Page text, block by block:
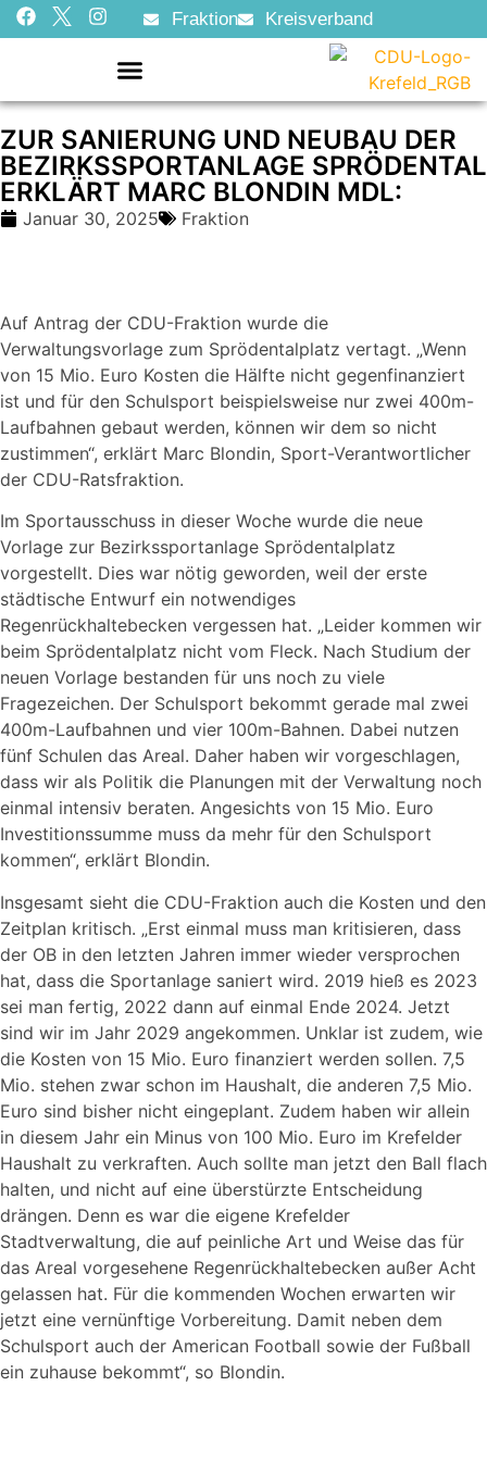
Fraktion Kreisverband
ZUR SANIERUNG UND NEUBAU DER
BEZIRKSSPORTANLAGE SPRÖDENTAL
ERKLÄRT MARC BLONDIN MDL:
Januar 30, 2025 Fraktion
Auf Antrag der CDU-Fraktion wurde die
Verwaltungsvorlage zum Sprödentalplatz vertagt. „Wenn
von 15 Mio. Euro Kosten die Hälfte nicht gegenfinanziert
ist und für den Schulsport beispielsweise nur zwei 400m-
Laufbahnen gebaut werden, können wir dem so nicht
zustimmen“, erklärt Marc Blondin, Sport-Verantwortlicher
der CDU-Ratsfraktion.
Im Sportausschuss in dieser Woche wurde die neue
Vorlage zur Bezirkssportanlage Sprödentalplatz
vorgestellt. Dies war nötig geworden, weil der erste
städtische Entwurf ein notwendiges
Regenrückhaltebecken vergessen hat. „Leider kommen wir
beim Sprödentalplatz nicht vom Fleck. Nach Studium der
neuen Vorlage bestanden für uns noch zu viele
Fragezeichen. Der Schulsport bekommt gerade mal zwei
400m-Laufbahnen und vier 100m-Bahnen. Dabei nutzen
fünf Schulen das Areal. Daher haben wir vorgeschlagen,
dass wir als Politik die Planungen mit der Verwaltung noch
einmal intensiv beraten. Angesichts von 15 Mio. Euro
Investitionssumme muss da mehr für den Schulsport
kommen“, erklärt Blondin.
Insgesamt sieht die CDU-Fraktion auch die Kosten und den
Zeitplan kritisch. „Erst einmal muss man kritisieren, dass
der OB in den letzten Jahren immer wieder versprochen
hat, dass die Sportanlage saniert wird. 2019 hieß es 2023
sei man fertig, 2022 dann auf einmal Ende 2024. Jetzt
sind wir im Jahr 2029 angekommen. Unklar ist zudem, wie
die Kosten von 15 Mio. Euro finanziert werden sollen. 7,5
Mio. stehen zwar schon im Haushalt, die anderen 7,5 Mio.
Euro sind bisher nicht eingeplant. Zudem haben wir allein
in diesem Jahr ein Minus von 100 Mio. Euro im Krefelder
Haushalt zu verkraften. Auch sollte man jetzt den Ball flach
halten, und nicht auf eine überstürzte Entscheidung
drängen. Denn es war die eigene Krefelder
Stadtverwaltung, die auf peinliche Art und Weise das für
das Areal vorgesehene Regenrückhaltebecken außer Acht
gelassen hat. Für die kommenden Wochen erwarten wir
jetzt eine vernünftige Vorbereitung. Damit neben dem
Schulsport auch der American Football sowie der Fußball
ein zuhause bekommt“, so Blondin.